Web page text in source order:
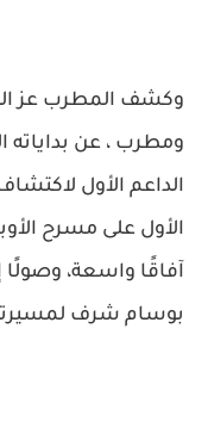
وكشف المطرب عز
ومطرب ، عن بداياته
الداعم الأول
الأول على مسرح
آفاقًا واسعة، وصولًا
بوسام شرف لمسيرته